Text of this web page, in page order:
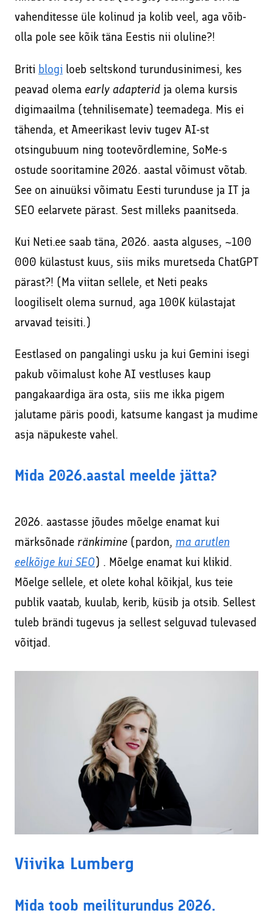
vahenditesse üle kolinud ja kolib veel, aga võib-
olla pole see kõik täna Eestis nii oluline?!
Briti blogi loeb seltskond turundusinimesi, kes
peavad olema early adapteridja olema kursis
digimaailma (tehnilisemate) teemadega. Mis ei
tähenda, et Ameerikast leviv tugev AI-st
otsingubuum ning tootevõrdlemine, SoMe-s
ostude sooritamine 2026. aastal võimust võtab.
See on ainuüksi võimatu Eesti turunduse ja IT ja
SEO eelarvete pärast. Sest milleks paanitseda.
Kui Neti.ee saab täna, 2026. aasta alguses, ~100
000 külastust kuus, siis miks muretseda ChatGPT
pärast?! (Ma viitan sellele, et Neti peaks
loogiliselt olema surnud, aga 100K külastajat
arvavad teisiti.)
Eestlased on pangalingi usku ja kui Gemini isegi
pakub võimalust kohe AI vestluses kaup
pangakaardiga ära osta, siis me ikka pigem
jalutame päris poodi, katsume kangast ja mudime
asja näpukeste vahel.
Mida 2026.aastal meelde jätta?
2026. aastasse jõudes mõelge enamat kui
märksõnade ränkimine (pardon, ma arutlen
eelkõige kui SEO) . Mõelge enamat kui klikid.
Mõelge sellele, et olete kohal kõikjal, kus teie
publik vaatab, kuulab, kerib, küsib ja otsib. Sellest
tuleb brändi tugevus ja sellest selguvad tulevased
võitjad.
Viivika Lumberg
Mida toob meiliturundus 2026.